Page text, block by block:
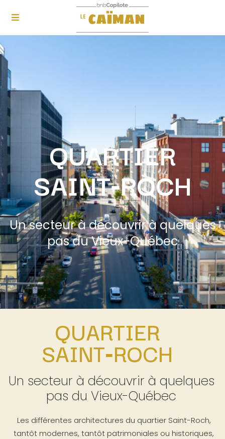
QUARTIER
SAINT‑ROCH
Un secteur à découvrir à quelques
pas du Vieux-Québec
QUARTIER
SAINT‑ROCH
Un secteur à découvrir à quelques
pas du Vieux-Québec
Les différentes architectures du quartier Saint-Roch,
tantôt modernes, tantôt patrimoniales ou historiques,